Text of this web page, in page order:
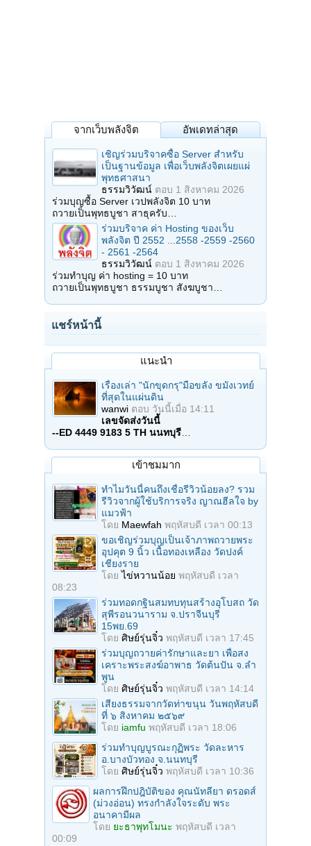
จากเว็บพลังจิต อัพเดทล่าสุด
เชิญร่วมบริจาคซื้อ Server สำหรับ
เป็นฐานข้อมูล เพื่อเว็บพลังจิตเผยแผ่
พุทธศาสนา
ธรรมวิวัฒน์ ตอบ 1 สิงหาคม 2026
ร่วมบุญซื้อ Server เวปพลังจิต 10 บาท
ถวายเป็นพุทธบูชา สาธุครับ…
ร่วมบริจาค ค่า Hosting ของเว็บ
พลังจิต ปี 2552 ...2558 -2559 -2560
- 2561 -2564
ธรรมวิวัฒน์ ตอบ 1 สิงหาคม 2026
ร่วมทำบุญ ค่า hosting = 10 บาท
ถวายเป็นพุทธบูชา ธรรมบูชา สังฆบูชา…
แชร์หน้านี้
แนะนำ
เรื่องเล่า "นักขุดกรุ"มือขลัง ขมังเวทย์
ที่สุดในแผ่นดิน
wanwi ตอบ วันนี้เมื่อ 14:11
เลขจัดส่งวันนี้
--ED 4449 9183 5 TH นนทบุรี
เข้าชมมาก
ทำไมวันนี้คนถึงเชื่อรีวิวน้อยลง? รวม
รีวิวจากผู้ใช้บริการจริง ญาณฮีลใจ by
แมวฟ้า
โดย Maewfah พฤหัสบดี เวลา 00:13
ขอเชิญร่วมบุญเป็นเจ้าภาพถวายพระ
อุปคุต 9 นิ้ว เนื้อทองเหลือง วัดปงค์
เชียงราย
โดยไข่หวานน้อย พฤหัสบดี เวลา
08:23
ร่วมทอดกฐินสมทบทุนสร้างอุโบสถ วัด
สุพีรอนวนาราม จ.ปราจีนบุรี
15พย.69
โดย ศิษย์รุ่นจิ๋ว พฤหัสบดี เวลา 17:45
ร่วมบุญถวายค่ารักษาและยา เพื่อสง
เคราะพระสงฆ์อาพาธ วัดต้นปัน จ.ลํา
พูน
โดย ศิษย์รุ่นจิ๋ว พฤหัสบดี เวลา 14:14
เสียงธรรมจากวัดท่าขนุน วันพฤหัสบดี
ที่ ๖ สิงหาคม ๒๕๖๙
โดย iamfu พฤหัสบดี เวลา 18:06
ร่วมทําบุญบูรณะกุฏิพระ วัดละหาร
อ.บางบัวทอง จ.นนทบุรี
โดย ศิษย์รุ่นจิ๋ว พฤหัสบดี เวลา 10:36
ผลการฝึกปฎิบัติของ คุณนัทลียา ดรอดส์
(ม่วงอ่อน) ทรงกำลังใจระดับ พระ
อนาคามีผล
โดย ยะธาพุทโมนะ พฤหัสบดี เวลา
00:09